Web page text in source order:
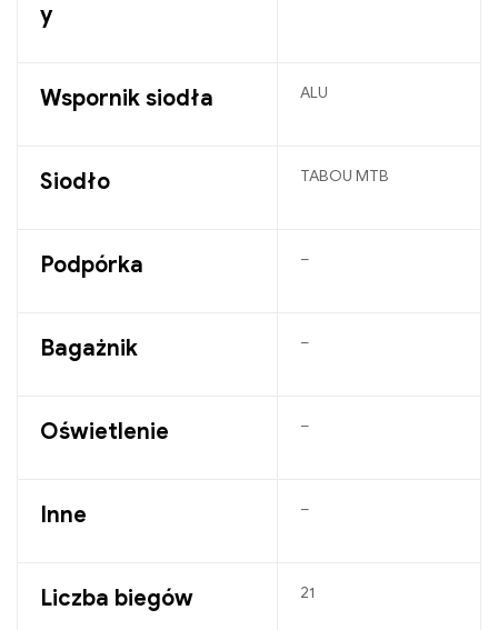
y
Wspornik siodła ALU
Siodło TABOU MTB
Podpórka –
Bagażnik –
Oświetlenie –
Inne –
Liczba biegów 21